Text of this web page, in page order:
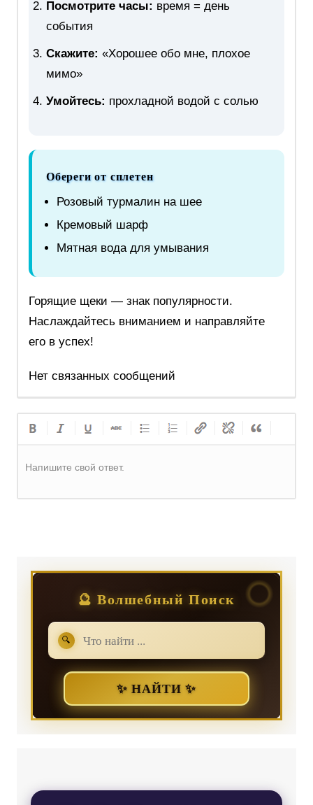
Посмотрите часы: время = день
события
Скажите: «Хорошее обо мне, плохое
мимо»
Умойтесь: прохладной водой с солью
Обереги от сплетен
Розовый турмалин на шее
Кремовый шарф
Мятная вода для умывания
Горящие щеки — знак популярности.
Наслаждайтесь вниманием и направляйте
его в успех!
Нет связанных сообщений
Напишите свой ответ.
🔮 Волшебный Поиск
🔍
✨ НАЙТИ ✨